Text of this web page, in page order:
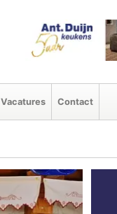
Vacatures Contact